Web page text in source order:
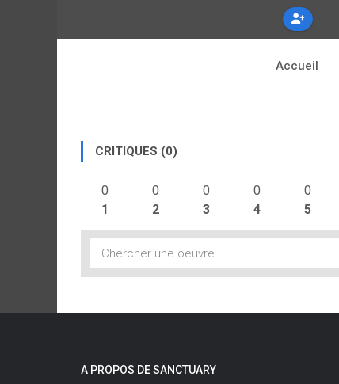
Accueil
CRITIQUES (0)
0
1
0
2
0
3
0
4
0
5
A PROPOS DE SANCTUARY